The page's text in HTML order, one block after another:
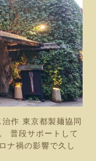
作 東京都製麺協同
普段サポートして
ナ禍の影響で久し